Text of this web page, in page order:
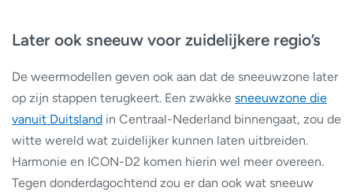
Later ook sneeuw voor zuidelijkere regio’s
De weermodellen geven ook aan dat de sneeuwzone later
op zijn stappen terugkeert. Een zwakke sneeuwzone die
vanuit Duitsland in Centraal-Nederland binnengaat, zou de
witte wereld wat zuidelijker kunnen laten uitbreiden.
Harmonie en ICON-D2 komen hierin wel meer overeen.
Tegen donderdagochtend zou er dan ook wat sneeuw